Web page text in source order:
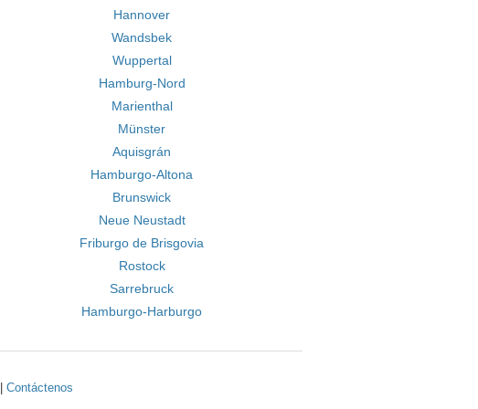
Hannover
Wandsbek
Wuppertal
Hamburg-Nord
Marienthal
Münster
Aquisgrán
Hamburgo-Altona
Brunswick
Neue Neustadt
Friburgo de Brisgovia
Rostock
Sarrebruck
Hamburgo-Harburgo
Contáctenos